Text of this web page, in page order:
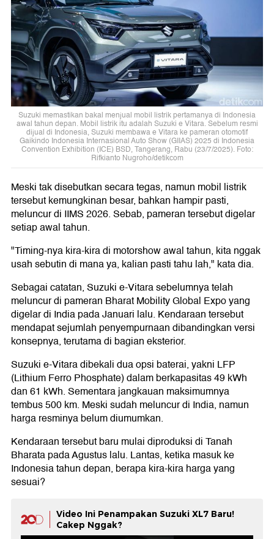
Suzuki memastikan bakal menjual mobil listrik pertamanya di Indonesia
awal tahun depan. Mobil listrik itu adalah Suzuki e Vitara. Sebelum resmi
dijual di Indonesia, Suzuki membawa e Vitara ke pameran otomotif
Gaikindo Indonesia Internasional Auto Show (GIIAS) 2025 di Indonesia
Convention Exhibition (ICE) BSD, Tangerang, Rabu (23/7/2025). Foto:
Rifkianto Nugroho/detikcom
Meski tak disebutkan secara tegas, namun mobil listrik
tersebut kemungkinan besar, bahkan hampir pasti,
meluncur di IIMS 2026. Sebab, pameran tersebut digelar
setiap awal tahun.
"Timing-nya kira-kira di motorshow awal tahun, kita nggak
usah sebutin di mana ya, kalian pasti tahu lah," kata dia.
Sebagai catatan, Suzuki e-Vitara sebelumnya telah
meluncur di pameran Bharat Mobility Global Expo yang
digelar di India pada Januari lalu. Kendaraan tersebut
mendapat sejumlah penyempurnaan dibandingkan versi
konsepnya, terutama di bagian eksterior.
Suzuki e-Vitara dibekali dua opsi baterai, yakni LFP
(Lithium Ferro Phosphate) dalam berkapasitas 49 kWh
dan 61 kWh. Sementara jangkauan maksimumnya
tembus 500 km. Meski sudah meluncur di India, namun
harga resminya belum diumumkan.
Kendaraan tersebut baru mulai diproduksi di Tanah
Bharata pada Agustus lalu. Lantas, ketika masuk ke
Indonesia tahun depan, berapa kira-kira harga yang
sesuai?
Video Ini Penampakan Suzuki XL7 Baru!
Cakep Nggak?